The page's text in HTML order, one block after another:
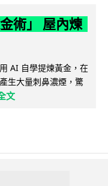
術」 屋內煉
AI 自學提煉黃金，在
生大量刺鼻濃煙，驚
文